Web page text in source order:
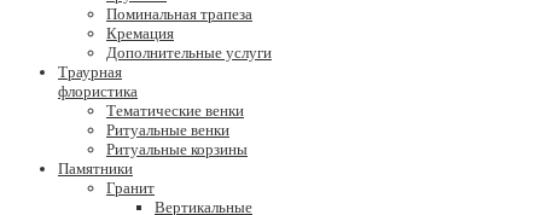
Поминальная трапеза
Кремация
Дополнительные услуги
Траурная
флористика
Тематические венки
Ритуальные венки
Ритуальные корзины
Памятники
Гранит
Вертикальные